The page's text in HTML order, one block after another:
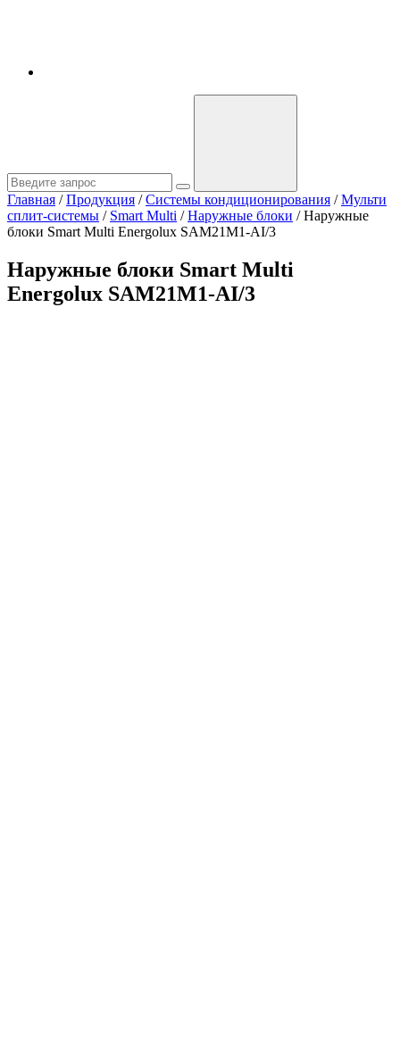
Главная / Продукция / Системы кондиционирования / Мульти
сплит-системы / Smart Multi / Наружные блоки /Наружные
блоки Smart Multi Energolux SAM21M1-AI/3
Наружные блоки Smart Multi
Energolux SAM21M1-AI/3